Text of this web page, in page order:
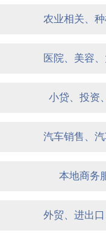
农业相关、
医院、美容
小贷、投资
汽车销售、
本地商务
外贸、进出